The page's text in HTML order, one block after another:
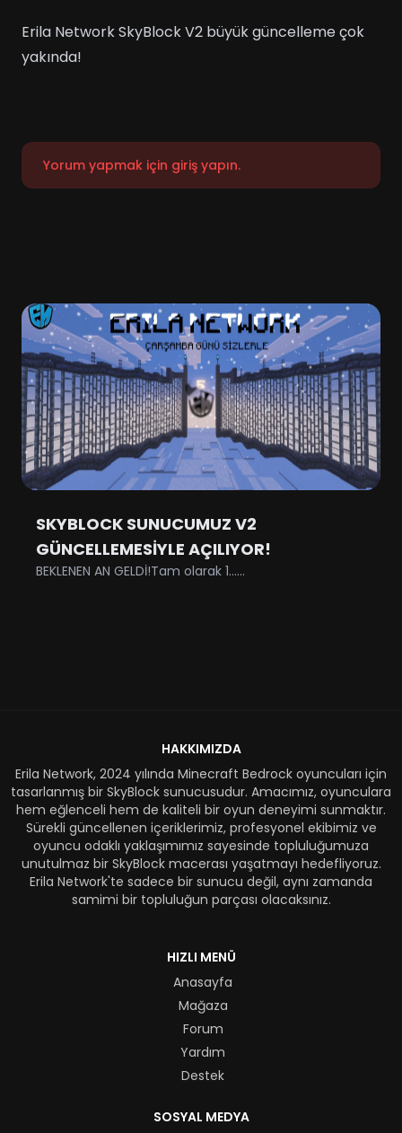
Erila Network SkyBlock V2 büyük güncelleme çok
yakında!
Yorum yapmak için giriş yapın.
SKYBLOCK SUNUCUMUZ V2
GÜNCELLEMESİYLE AÇILIYOR!
BEKLENEN AN GELDİ!Tam olarak 1......
HAKKIMIZDA
Erila Network, 2024 yılında Minecraft Bedrock oyuncuları için
tasarlanmış bir SkyBlock sunucusudur. Amacımız, oyunculara
hem eğlenceli hem de kaliteli bir oyun deneyimi sunmaktır.
Sürekli güncellenen içeriklerimiz, profesyonel ekibimiz ve
oyuncu odaklı yaklaşımımız sayesinde topluluğumuza
unutulmaz bir SkyBlock macerası yaşatmayı hedefliyoruz.
Erila Network'te sadece bir sunucu değil, aynı zamanda
samimi bir topluluğun parçası olacaksınız.
HIZLI MENÜ
Anasayfa
Mağaza
Forum
Yardım
Destek
SOSYAL MEDYA